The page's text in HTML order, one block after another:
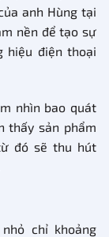
anh Hùng tại
nền để tạo sự
hiệu điện thoại
nhìn bao quát
thấy sản phẩm
đó sẽ thu hút
chỉ khoảng